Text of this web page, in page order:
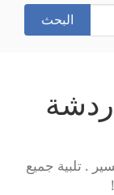
البحث
. تلبية جميع